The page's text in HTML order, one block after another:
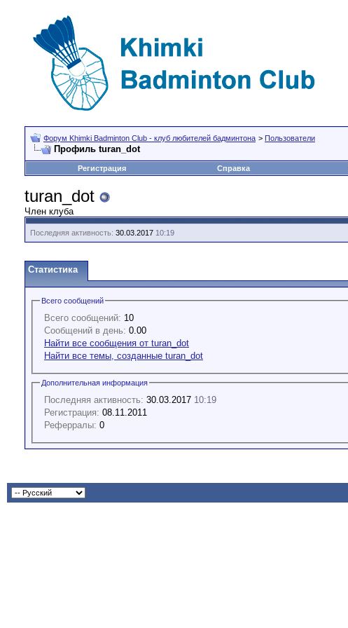
Форум Khimki Badminton Club - клуб любителей бадминтона > Пользователи
Профиль turan_dot
Регистрация
Справка
turan_dot
Член клуба
Последняя активность: 30.03.2017 10:19
Статистика
Всего сообщений
Всего сообщений: 10
Сообщений в день: 0.00
Найти все сообщения от turan_dot
Найти все темы, созданные turan_dot
Дополнительная информация
Последняя активность: 30.03.2017 10:19
Регистрация: 08.11.2011
Реферралы: 0